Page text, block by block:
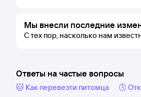
Мы внесли последние
С тех пор, насколько нам
Ответы на частые вопросы
🐱 Как перевезти питомца 🕔